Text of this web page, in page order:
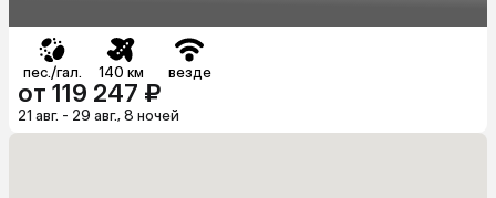
пес./гал. 140 км везде
от 119 247 ₽
21 авг. - 29 авг., 8 ночей